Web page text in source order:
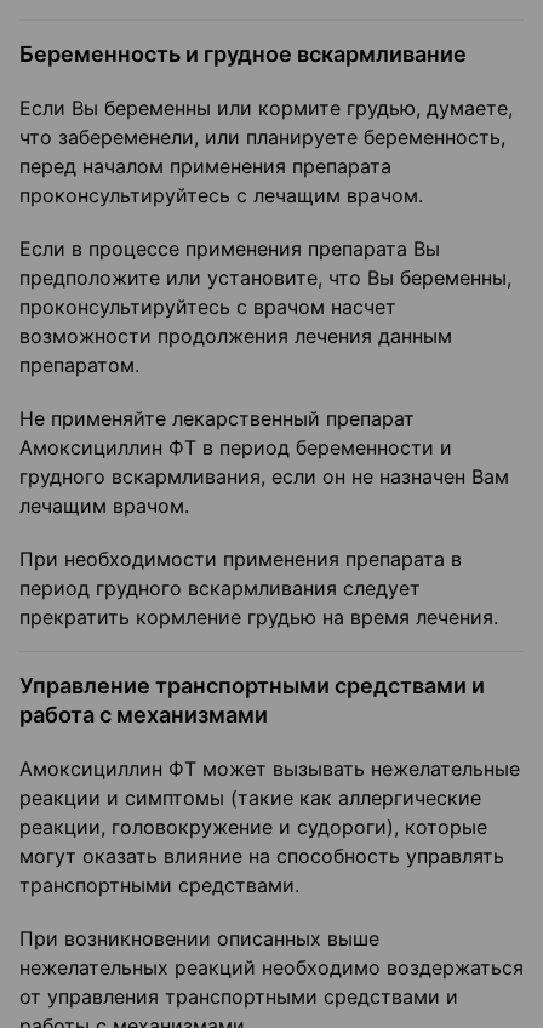
Беременность и грудное вскармливание
Если Вы беременны или кормите грудью, думаете,
что забеременели, или планируете беременность,
перед началом применения препарата
проконсультируйтесь с лечащим врачом.
Если в процессе применения препарата Вы
предположите или установите, что Вы беременны,
проконсультируйтесь с врачом насчет
возможности продолжения лечения данным
препаратом.
Не применяйте лекарственный препарат
Амоксициллин ФТ в период беременности и
грудного вскармливания, если он не назначен Вам
лечащим врачом.
При необходимости применения препарата в
период грудного вскармливания следует
прекратить кормление грудью на время лечения.
Управление транспортными средствами и
работа с механизмами
Амоксициллин ФТ может вызывать нежелательные
реакции и симптомы (такие как аллергические
реакции, головокружение и судороги), которые
могут оказать влияние на способность управлять
транспортными средствами.
При возникновении описанных выше
нежелательных реакций необходимо воздержаться
от управления транспортными средствами и